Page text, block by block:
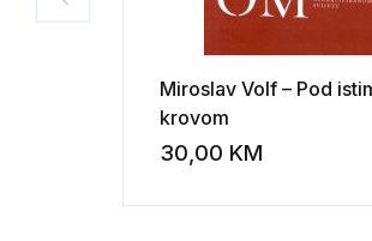
Miroslav Volf – Pod
krovom
30,00 KM